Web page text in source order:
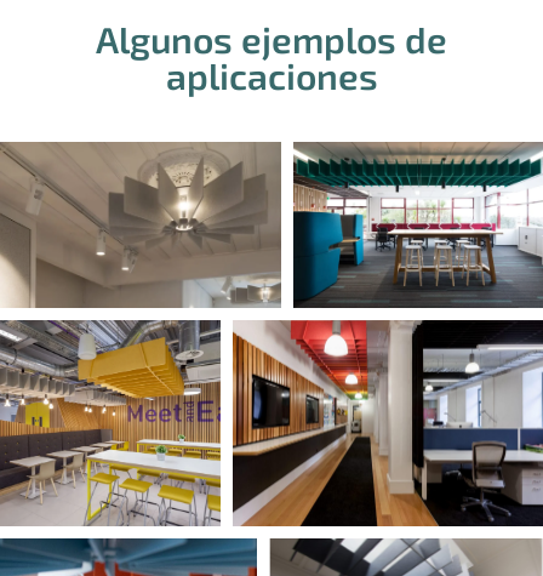
Algunos ejemplos de
aplicaciones